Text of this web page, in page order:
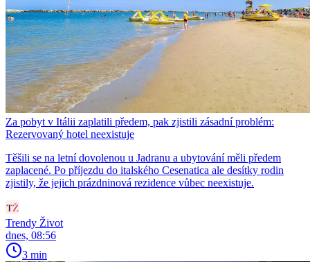
Za pobyt v Itálii zaplatili předem, pak zjistili zásadní problém:
Rezervovaný hotel neexistuje
Těšili se na letní dovolenou u Jadranu a ubytování měli předem
zaplacené. Po příjezdu do italského Cesenatica ale desítky rodin
zjistily, že jejich prázdninová rezidence vůbec neexistuje.
Trendy Život
dnes, 08:56
3 min